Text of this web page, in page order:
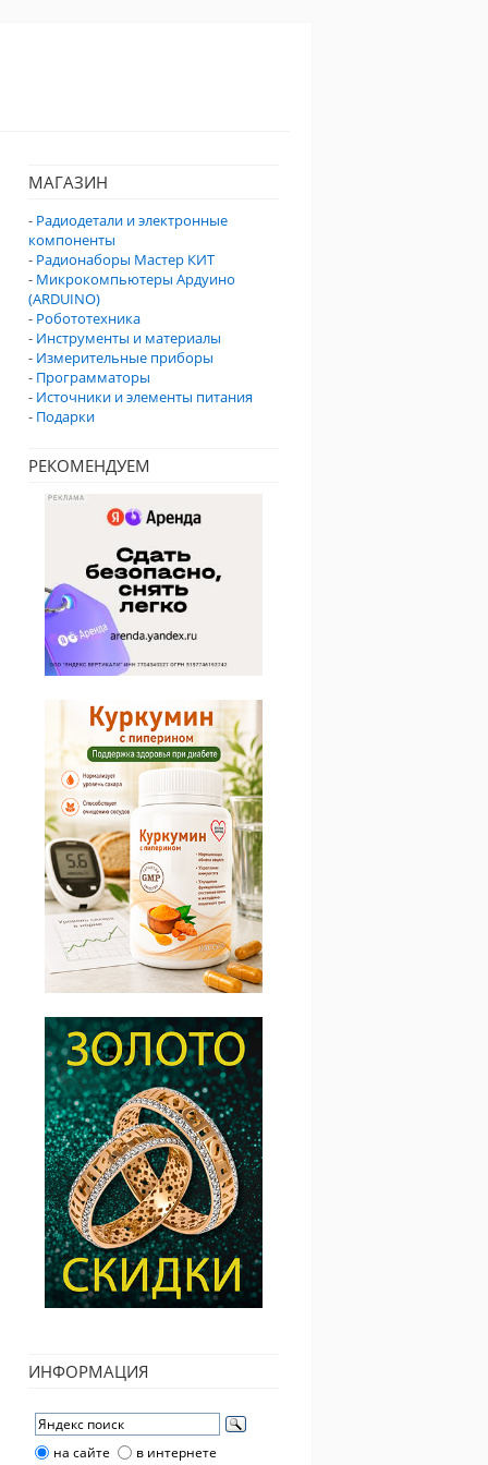
МАГАЗИН
- Радиодетали и электронные
компоненты
- Радионаборы Мастер КИТ
- Микрокомпьютеры Ардуино
(ARDUINO)
- Робототехника
- Инструменты и материалы
- Измерительные приборы
- Программаторы
- Источники и элементы питания
- Подарки
РЕКОМЕНДУЕМ
ИНФОРМАЦИЯ
на сайте в интернете